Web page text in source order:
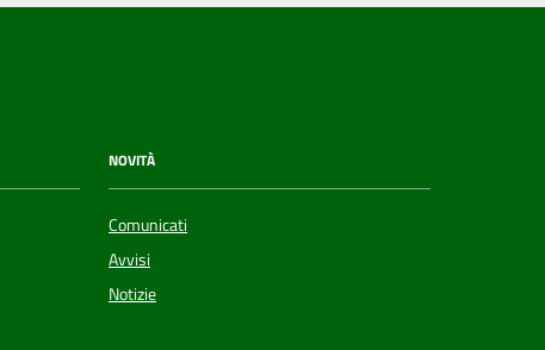
NOVITÀ
Comunicati
Avvisi
Notizie